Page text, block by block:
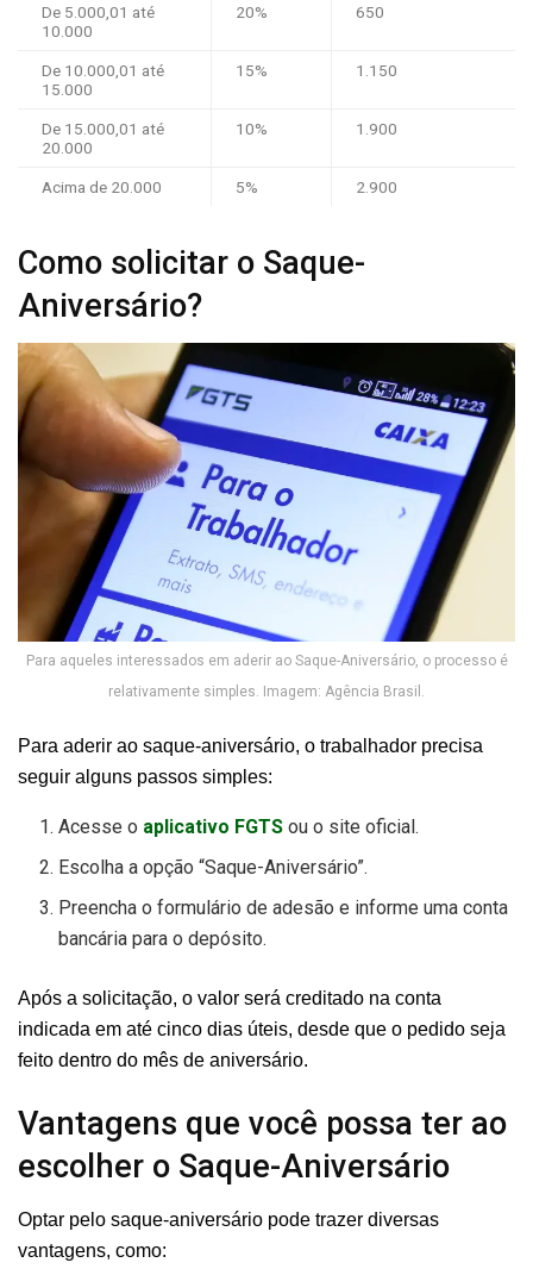
De 5.000,01 até
10.000
20% 650
De 10.000,01 até
15.000
15% 1.150
De 15.000,01 até
20.000
10% 1.900
Acima de 20.000 5% 2.900
Como solicitar o Saque-
Aniversário?
Para aqueles interessados em aderir ao Saque-Aniversário, o processo é
relativamente simples. Imagem: Agência Brasil.
Para aderir ao saque-aniversário, o trabalhador precisa
seguir alguns passos simples:
Acesse o aplicativo FGTS ou o site oficial.
Escolha a opção “Saque-Aniversário”.
Preencha o formulário de adesão e informe uma conta
bancária para o depósito.
Após a solicitação, o valor será creditado na conta
indicada em até cinco dias úteis, desde que o pedido seja
feito dentro do mês de aniversário.
Vantagens que você possa ter ao
escolher o Saque-Aniversário
Optar pelo saque-aniversário pode trazer diversas
vantagens, como: